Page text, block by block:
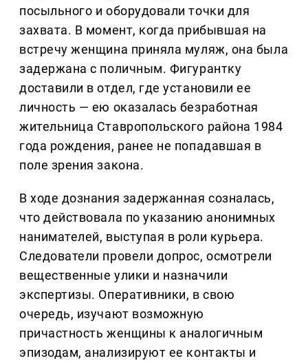
посыльного и оборудовали точки для
захвата. В момент, когда прибывшая на
встречу женщина приняла муляж, она была
задержана с поличным. Фигурантку
доставили в отдел, где установили ее
личность — ею оказалась безработная
жительница Ставропольского района 1984
года рождения, ранее не попадавшая в
поле зрения закона.
В ходе дознания задержанная созналась,
что действовала по указанию анонимных
нанимателей, выступая в роли курьера.
Следователи провели допрос, осмотрели
вещественные улики и назначили
экспертизы. Оперативники, в свою
очередь, изучают возможную
причастность женщины к аналогичным
эпизодам, анализируют ее контакты и